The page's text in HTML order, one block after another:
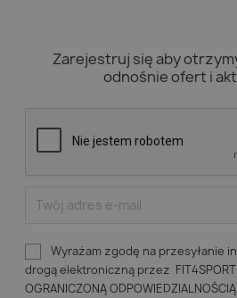
Zarejestruj się aby
odnośnie ofert i
Wyrażam zgodę na przesyłanie
drogą elektroniczną przez FIT4SPORT
OGRANICZONĄ